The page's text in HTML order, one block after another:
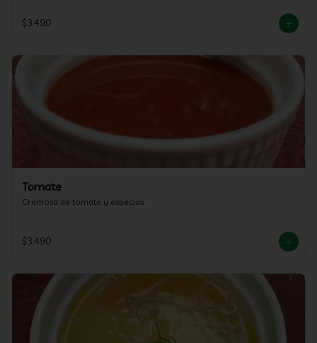
$3.490
Tomate
Cremosa de tomate y especias
$3.490